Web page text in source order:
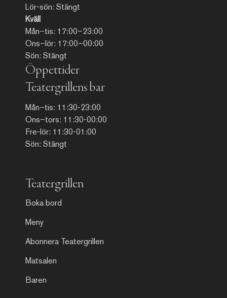
Lör-sön: Stängt
Kväll
Mån–tis: 17:00–23:00
Ons–lör: 17:00–00:00
Sön: Stängt
Öppettider
Teatergrillens bar
Mån–tis: 11:30-23:00
Ons–tors: 11:30-00:00
Fre-lör: 11:30-01:00
Sön: Stängt
Teatergrillen
Boka bord
Meny
Abonnera Teatergrillen
Matsalen
Baren